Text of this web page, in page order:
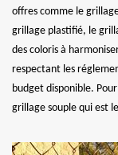
offres comme le
grillage plastifié, le
des coloris à
respectant les
budget disponible.
grillage souple qui est